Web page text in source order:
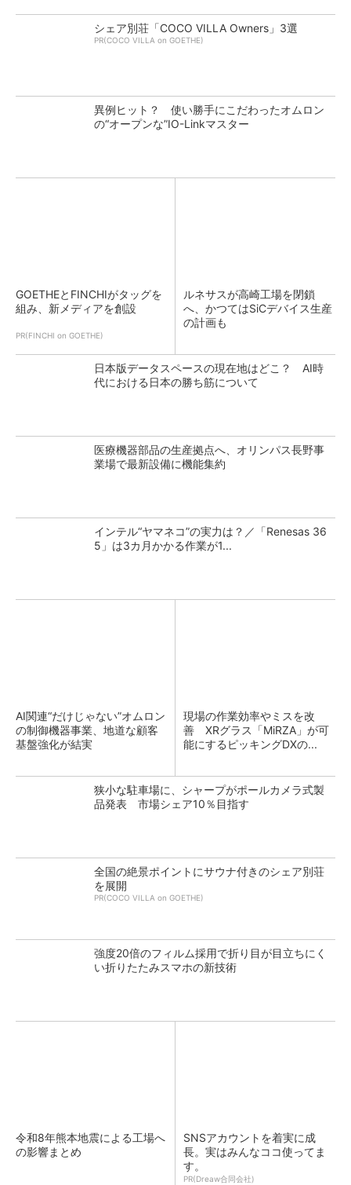
シェア別荘「COCO VILLA Owners」3選
PR(COCO VILLA on GOETHE)
異例ヒット？ 使い勝手にこだわったオムロン
の“オープンな”IO-Linkマスター
GOETHEとFINCHIがタッグを
組み、新メディアを創設
PR(FINCHI on GOETHE)
ルネサスが高崎工場を閉鎖
へ、かつてはSiCデバイス生産
の計画も
日本版データスペースの現在地はどこ？ AI時
代における日本の勝ち筋について
医療機器部品の生産拠点へ、オリンパス長野事
業場で最新設備に機能集約
インテル“ヤマネコ”の実力は？／「Renesas 36
5」は3カ月かかる作業が1...
AI関連“だけじゃない”オムロン
の制御機器事業、地道な顧客
基盤強化が結実
現場の作業効率やミスを改
善 XRグラス「MiRZA」が可
能にするピッキングDXの...
狭小な駐車場に、シャープがポールカメラ式製
品発表 市場シェア10％目指す
全国の絶景ポイントにサウナ付きのシェア別荘
を展開
PR(COCO VILLA on GOETHE)
強度20倍のフィルム採用で折り目が目立ちにく
い折りたたみスマホの新技術
令和8年熊本地震による工場へ
の影響まとめ
SNSアカウントを着実に成
長。実はみんなココ使ってま
す。
PR(Dreaw合同会社)